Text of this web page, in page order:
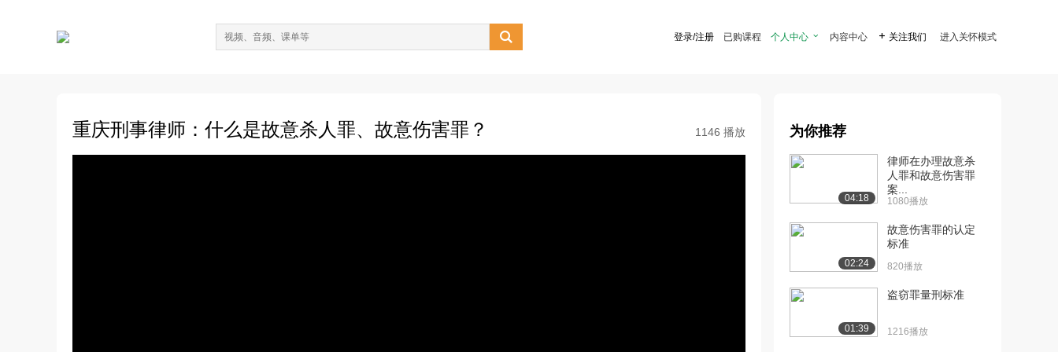
 登录/注册 已购课程 个人中心  内容中心  关注我们 进入关怀模式
重庆刑事律师：什么是故意杀人罪、故意伤害罪？ 1146 播放 为你推荐
04:18
律师在办理故意杀
人罪和故意伤害罪
案...
1080播放
02:24
故意伤害罪的认定
标准
820播放
01:39
盗窃罪量刑标准
1216播放